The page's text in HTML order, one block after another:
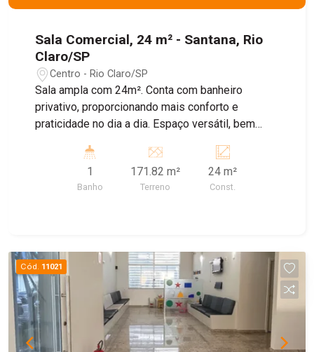
Sala Comercial, 24 m² - Santana, Rio
Claro/SP
Centro - Rio Claro/SP
Sala ampla com 24m². Conta com banheiro
privativo, proporcionando mais conforto e
praticidade no dia a dia. Espaço versátil, bem
escritório.
1
Banho
171.82 m²
Terreno
24 m²
Const.
Cód. 11021